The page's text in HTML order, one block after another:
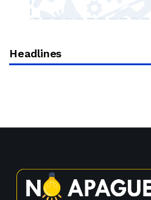
Headlines